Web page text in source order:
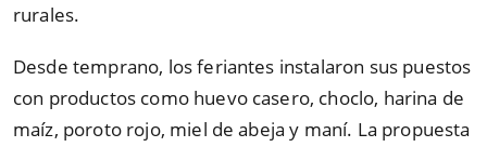
rurales.
Desde temprano, los feriantes instalaron sus puestos
con productos como huevo casero, choclo, harina de
maíz, poroto rojo, miel de abeja y maní. La propuesta